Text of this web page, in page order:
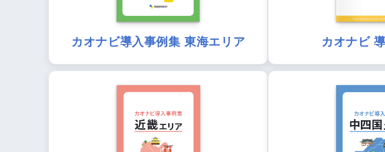
カオナビ導入事例集 東海エリア カオナビ